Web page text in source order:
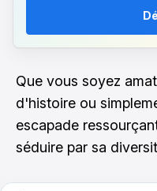
Que vous soyez
d'histoire ou
escapade
séduire par sa